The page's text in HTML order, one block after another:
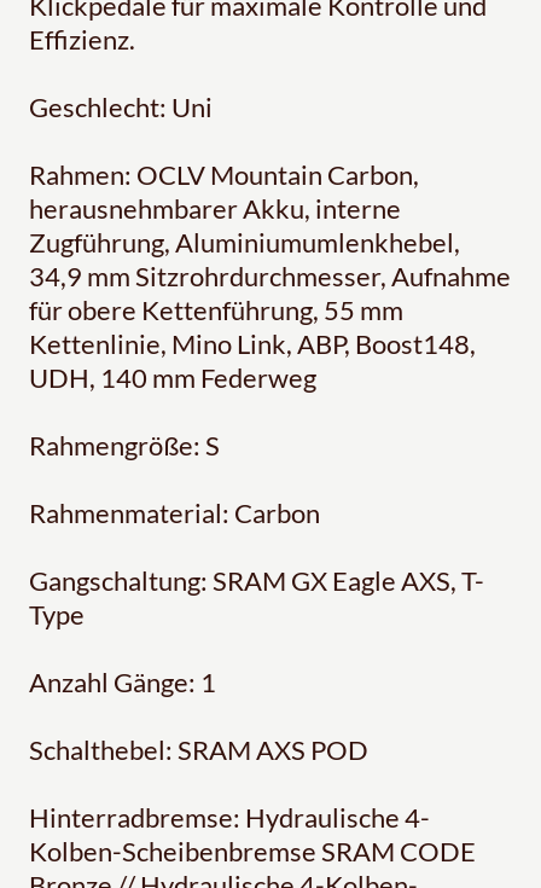
Effizienz.
Geschlecht: Uni
Rahmen: OCLV Mountain Carbon,
herausnehmbarer Akku, interne
Zugführung, Aluminiumumlenkhebel,
34,9 mm Sitzrohrdurchmesser, Aufnahme
für obere Kettenführung, 55 mm
Kettenlinie, Mino Link, ABP, Boost148,
UDH, 140 mm Federweg
Rahmengröße: S
Rahmenmaterial: Carbon
Gangschaltung: SRAM GX Eagle AXS, T-
Type
Anzahl Gänge: 1
Schalthebel: SRAM AXS POD
Hinterradbremse: Hydraulische 4-
Kolben-Scheibenbremse SRAM CODE